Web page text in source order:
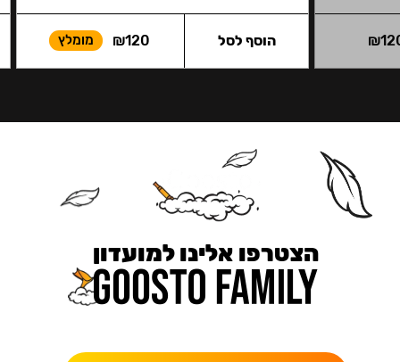
₪
₪120 מומלץ הוסף לסל
הצטרפו אלינו למועדון